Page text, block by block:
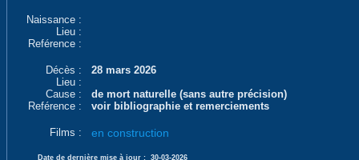
Naissance :
Lieu :
Reférence :
Décès :
28 mars 2026
Lieu :
Cause :
de mort naturelle (sans autre précision)
Reférence :
voir bibliographie et remerciements
Films : en construction
Date de dernière mise à jour : 30-03-2026